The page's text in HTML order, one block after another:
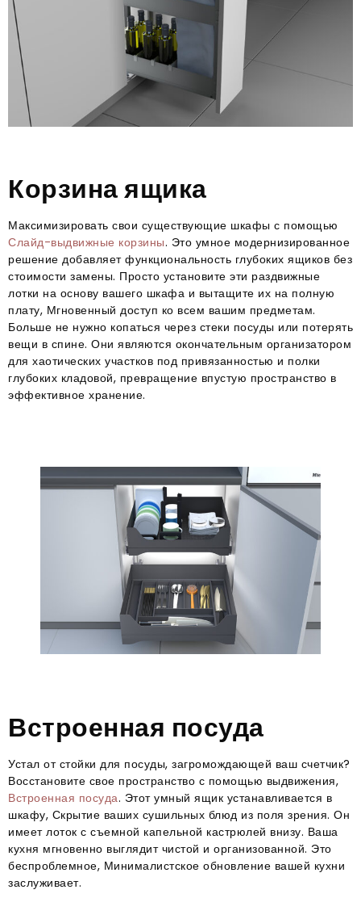
Корзина ящика
Максимизировать свои существующие шкафы с помощью
Слайд-выдвижные корзины. Это умное модернизированное
решение добавляет функциональность глубоких ящиков без
стоимости замены. Просто установите эти раздвижные
лотки на основу вашего шкафа и вытащите их на полную
плату, Мгновенный доступ ко всем вашим предметам.
Больше не нужно копаться через стеки посуды или потерять
вещи в спине. Они являются окончательным организатором
для хаотических участков под привязанностью и полки
глубоких кладовой, превращение впустую пространство в
эффективное хранение.
Встроенная посуда
Устал от стойки для посуды, загромождающей ваш счетчик?
Восстановите свое пространство с помощью выдвижения,
Встроенная посуда. Этот умный ящик устанавливается в
шкафу, Скрытие ваших сушильных блюд из поля зрения. Он
имеет лоток с съемной капельной кастрюлей внизу. Ваша
кухня мгновенно выглядит чистой и организованной. Это
беспроблемное, Минималистское обновление вашей кухни
заслуживает.